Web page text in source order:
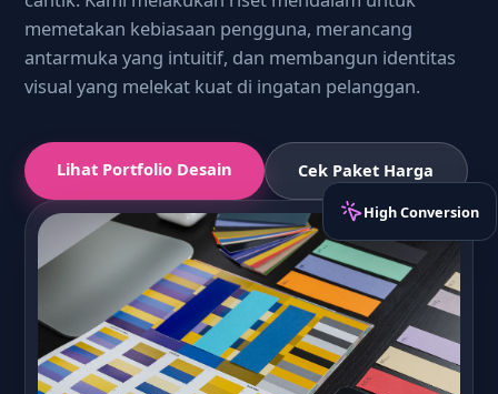
memetakan kebiasaan pengguna, merancang
antarmuka yang intuitif, dan membangun identitas
visual yang melekat kuat di ingatan pelanggan.
Lihat Portfolio Desain Cek Paket Harga
High Conversion